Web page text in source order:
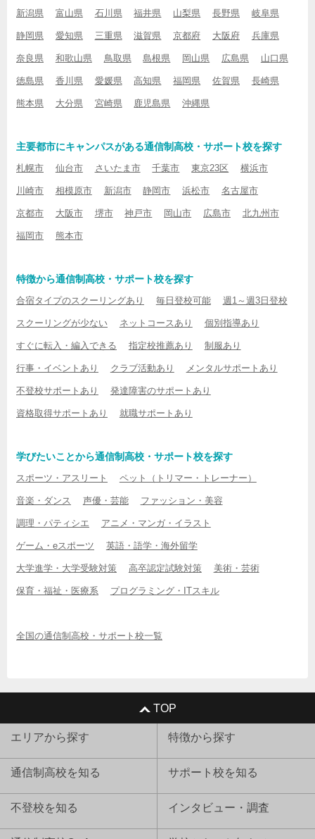
新潟県 富山県 石川県 福井県 山梨県 長野県 岐阜県
静岡県 愛知県 三重県 滋賀県 京都府 大阪府 兵庫県
奈良県 和歌山県 鳥取県 島根県 岡山県 広島県 山口県
徳島県 香川県 愛媛県 高知県 福岡県 佐賀県 長崎県
熊本県 大分県 宮崎県 鹿児島県 沖縄県
主要都市にキャンパスがある通信制高校・サポート校を探す
札幌市 仙台市 さいたま市 千葉市 東京23区 横浜市
川崎市 相模原市 新潟市 静岡市 浜松市 名古屋市
京都市 大阪市 堺市 神戸市 岡山市 広島市 北九州市
福岡市 熊本市
特徴から通信制高校・サポート校を探す
合宿タイプのスクーリングあり 毎日登校可能 週1～週3日登校
スクーリングが少ない ネットコースあり 個別指導あり
すぐに転入・編入できる 指定校推薦あり 制服あり
行事・イベントあり クラブ活動あり メンタルサポートあり
不登校サポートあり 発達障害のサポートあり
資格取得サポートあり 就職サポートあり
学びたいことから通信制高校・サポート校を探す
スポーツ・アスリート ペット（トリマー・トレーナー）
音楽・ダンス 声優・芸能 ファッション・美容
調理・パティシエ アニメ・マンガ・イラスト
ゲーム・eスポーツ 英語・語学・海外留学
大学進学・大学受験対策 高卒認定試験対策 美術・芸術
保育・福祉・医療系 プログラミング・ITスキル
全国の通信制高校・サポート校一覧
TOP
エリアから探す 特徴から探す
通信制高校を知る サポート校を知る
不登校を知る インタビュー・調査